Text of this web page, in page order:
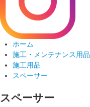
ホーム
施工・メンテナンス用品
施工用品
スペーサー
スペーサー